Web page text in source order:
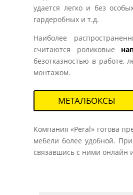
удается легко и без
гардеробных и т.д.
Наиболее
считаются роликовые
безотказностью в работе,
монтажом.
МЕТАЛБОКСЫ
Компания «Peral» готова
мебели более удобной.
связавшись с ними онлайн